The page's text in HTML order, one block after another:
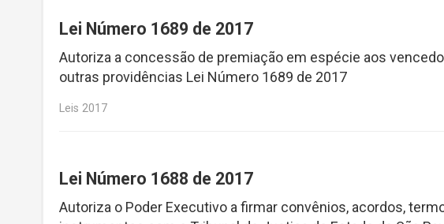
Lei Número 1689 de 2017
Autoriza a concessão de premiação em espécie aos
outras providências Lei Número 1689 de 2017
Leis 2017
Lei Número 1688 de 2017
Autoriza o Poder Executivo a firmar convênios, acordos,